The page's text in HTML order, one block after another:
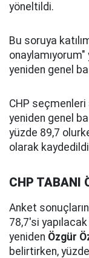
yöneltildi.
Bu soruya
onaylamıyorum"
yeniden genel
CHP seçmenleri
yeniden genel
yüzde 89,7
olarak
CHP TABANI
Anket
78,7'si
yeniden Özgür
belirtirken,